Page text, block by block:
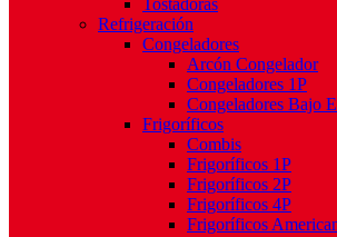
Tostadoras
Refrigeración
Congeladores
Arcón Congelador
Congeladores 1P
Congeladores Bajo
Frigoríficos
Combis
Frigoríficos 1P
Frigoríficos 2P
Frigoríficos 4P
Frigoríficos